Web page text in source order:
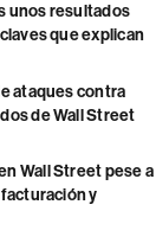
unos resultados
que explican
ataques contra
de Wall Street
Wall Street pese a
y